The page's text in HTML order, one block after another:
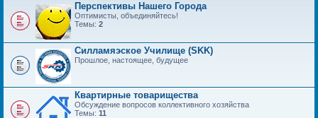
Перспективы Нашего Города
Оптимисты, объединяйтесь!
Темы: 2
Силламяэское Училище (SKK)
Прошлое, настоящее, будущее
Квартирные товарищества
Обсуждение вопросов коллективного хозяйства
Темы: 11